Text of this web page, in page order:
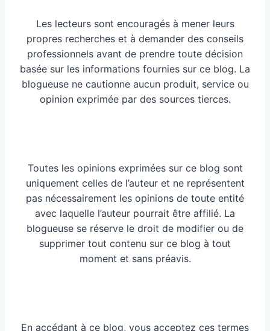
Les lecteurs sont encouragés à mener leurs
propres recherches et à demander des conseils
professionnels avant de prendre toute décision
basée sur les informations fournies sur ce blog. La
blogueuse ne cautionne aucun produit, service ou
opinion exprimée par des sources tierces.
Toutes les opinions exprimées sur ce blog sont
uniquement celles de l’auteur et ne représentent
pas nécessairement les opinions de toute entité
avec laquelle l’auteur pourrait être affilié. La
blogueuse se réserve le droit de modifier ou de
supprimer tout contenu sur ce blog à tout
moment et sans préavis.
En accédant à ce blog, vous acceptez ces termes